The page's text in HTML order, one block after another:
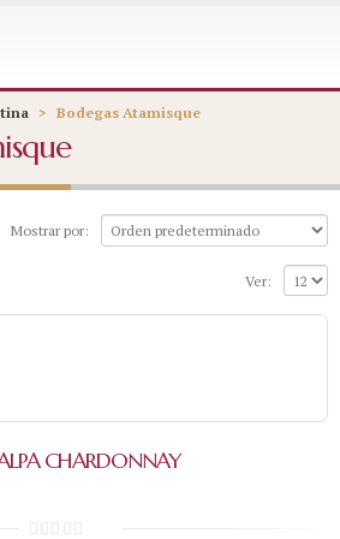
> Bodegas Atamisque
Mostrar por:
Ver:
CHARDONNAY